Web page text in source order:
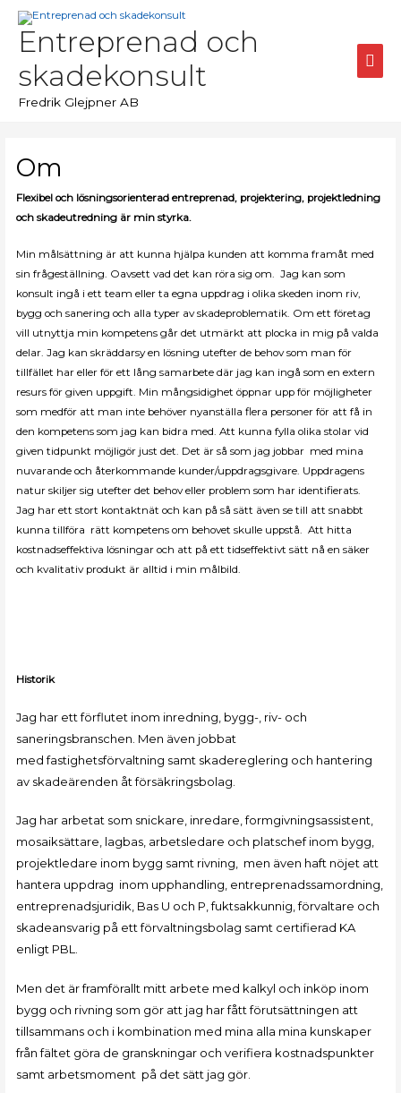
Hoppa
innehållEntreprenad och
skadekonsult
Fredrik Glejpner AB
Om
Flexibel och lösningsorienterad entreprenad, projektering, projektledning
och skadeutredning är min styrka.
Min målsättning är att kunna hjälpa kunden att komma framåt med
sin frågeställning. Oavsett vad det kan röra sig om. Jag kan som
konsult ingå i ett team eller ta egna uppdrag i olika skeden inom riv,
bygg och sanering och alla typer av skadeproblematik. Om ett företag
vill utnyttja min kompetens går det utmärkt att plocka in mig på valda
delar. Jag kan skräddarsy en lösning utefter de behov som man för
tillfället har eller för ett lång samarbete där jag kan ingå som en extern
resurs för given uppgift. Min mångsidighet öppnar upp för möjligheter
som medför att man inte behöver nyanställa flera personer för att få in
den kompetens som jag kan bidra med. Att kunna fylla olika stolar vid
given tidpunkt möjligör just det. Det är så som jag jobbar med mina
nuvarande och återkommande kunder/uppdragsgivare. Uppdragens
natur skiljer sig utefter det behov eller problem som har identifierats.
Jag har ett stort kontaktnät och kan på så sätt även se till att snabbt
kunna tillföra rätt kompetens om behovet skulle uppstå. Att hitta
kostnadseffektiva lösningar och att på ett tidseffektivt sätt nå en säker
och kvalitativ produkt är alltid i min målbild.
Historik
Jag har ett förflutet inom inredning, bygg-, riv- och
saneringsbranschen. Men även jobbat
medfastighetsförvaltning samt skadereglering och hantering
av skadeärenden åt försäkringsbolag.
Jag har arbetat som snickare, inredare, formgivningsassistent,
mosaiksättare, lagbas, arbetsledare och platschef inom bygg,
projektledare inom bygg samt rivning, men även haft nöjet att
hantera uppdrag inom upphandling, entreprenadssamordning,
entreprenadsjuridik, Bas U och P, fuktsakkunnig, förvaltare och
skadeansvarig på ett förvaltningsbolag samt certifierad KA
enligt PBL.
Men det är framförallt mitt arbete med kalkyl och inköp inom
bygg och rivning som gör att jag har fått förutsättningen att
tillsammans och i kombination med mina alla mina kunskaper
från fältet göra de granskningar och verifiera kostnadspunkter
samt arbetsmoment på det sätt jag gör.